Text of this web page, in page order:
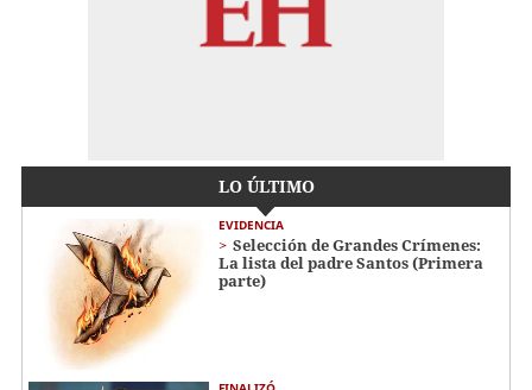
LO ÚLTIMO
EVIDENCIA
Selección de Grandes Crímenes:
La lista del padre Santos (Primera
parte)